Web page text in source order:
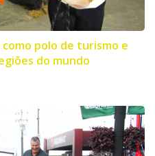
polo de turismo e
do mundo